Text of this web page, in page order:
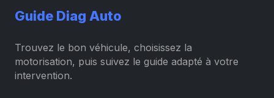
Guide Diag Auto
Trouvez le bon véhicule, choisissez la
motorisation, puis suivez le guide adapté à votre
intervention.